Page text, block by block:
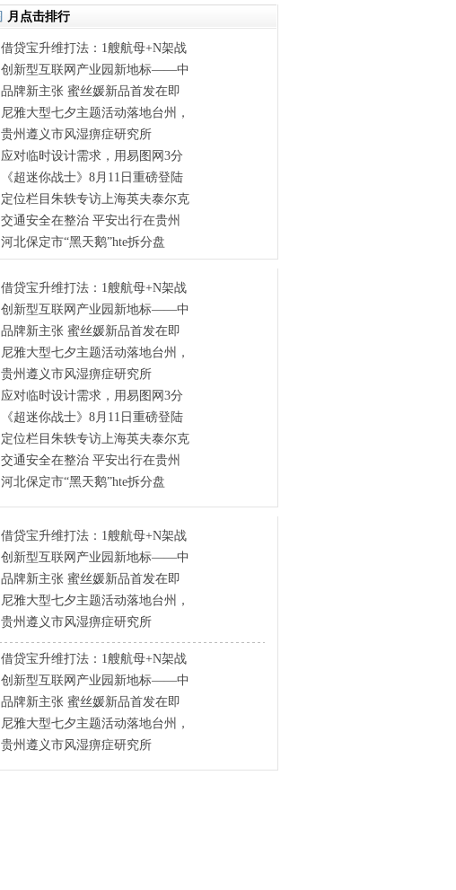
月点击排行
借贷宝升维打法：1艘航母+N架战
创新型互联网产业园新地标——中
品牌新主张 蜜丝媛新品首发在即
尼雅大型七夕主题活动落地台州，
贵州遵义市风湿痹症研究所
应对临时设计需求，用易图网3分
《超迷你战士》8月11日重磅登陆
定位栏目朱轶专访上海英夫泰尔克
交通安全在整治 平安出行在贵州
河北保定市“黑天鹅”hte拆分盘
借贷宝升维打法：1艘航母+N架战
创新型互联网产业园新地标——中
品牌新主张 蜜丝媛新品首发在即
尼雅大型七夕主题活动落地台州，
贵州遵义市风湿痹症研究所
应对临时设计需求，用易图网3分
《超迷你战士》8月11日重磅登陆
定位栏目朱轶专访上海英夫泰尔克
交通安全在整治 平安出行在贵州
河北保定市“黑天鹅”hte拆分盘
借贷宝升维打法：1艘航母+N架战
创新型互联网产业园新地标——中
品牌新主张 蜜丝媛新品首发在即
尼雅大型七夕主题活动落地台州，
贵州遵义市风湿痹症研究所
借贷宝升维打法：1艘航母+N架战
创新型互联网产业园新地标——中
品牌新主张 蜜丝媛新品首发在即
尼雅大型七夕主题活动落地台州，
贵州遵义市风湿痹症研究所